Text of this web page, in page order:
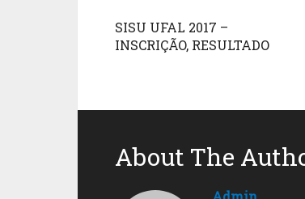
SISU UFAL 2017 –
INSCRIÇÃO, RESULTADO
About The